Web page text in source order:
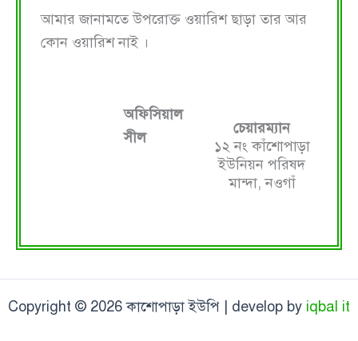
আমার জানামতে উপরোক্ত ওয়ারিশ ছাড়া তার আর
কোন ওয়ারিশ নাই ।
অফিসিয়াল
সীল
চেয়ারম্যান
১২ নং কাঁশোপাড়া
ইউনিয়ন পরিষদ
মান্দা, নওগাঁ
Copyright © 2026 কাশোপাড়া ইউপি | develop by iqbal it